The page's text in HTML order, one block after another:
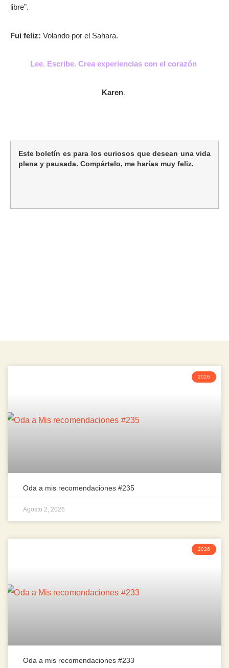
libre”.
Fui feliz: Volando por el Sahara.
Lee. Escribe. Crea experiencias con el corazón
Karen.
Este boletín es para los curiosos que desean una vida
plena y pausada. Compártelo, me harías muy feliz.
2026
Oda a mis recomendaciones #235
Agosto 2, 2026
2026
Oda a mis recomendaciones #233